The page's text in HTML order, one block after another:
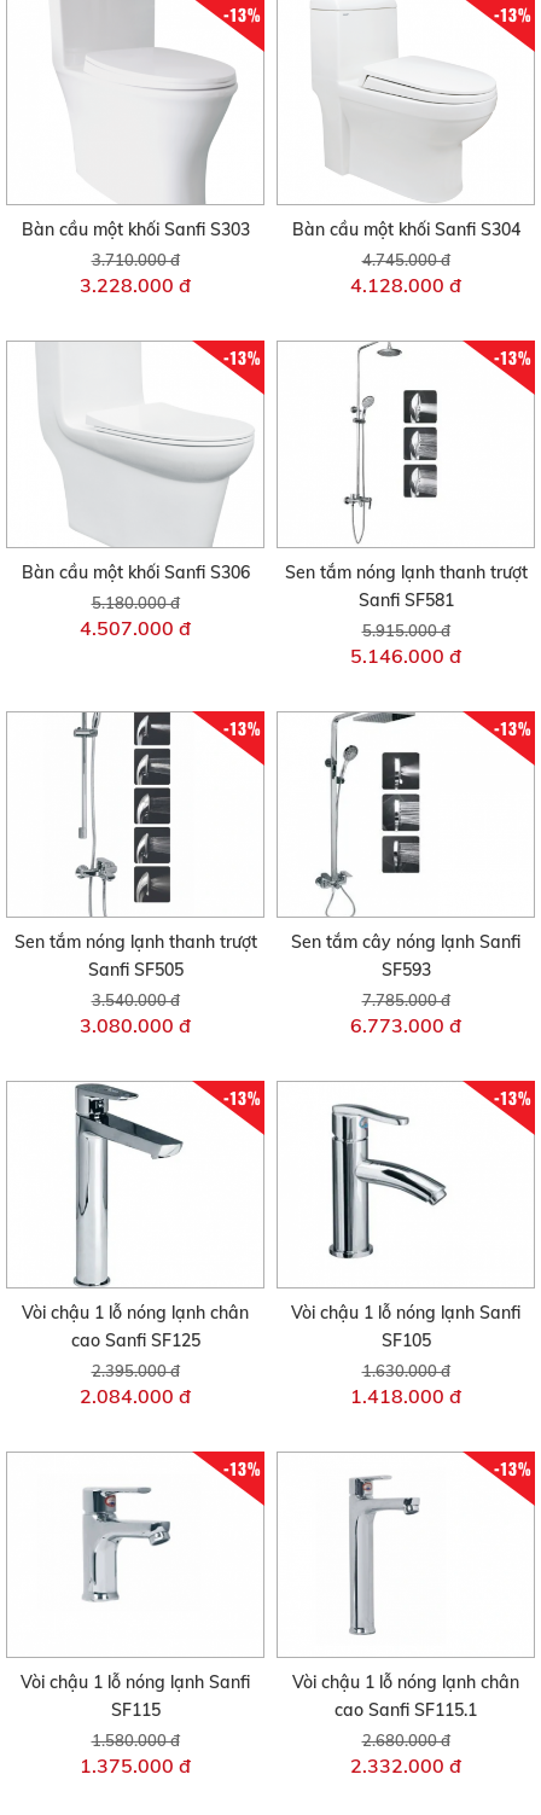
-13%
Bàn cầu một khối Sanfi S303
3.710.000 đ
3.228.000 đ
-13%
Bàn cầu một khối Sanfi S304
4.745.000 đ
4.128.000 đ
-13%
Bàn cầu một khối Sanfi S306
5.180.000 đ
4.507.000 đ
-13%
Sen tắm nóng lạnh thanh trượt
Sanfi SF581
5.915.000 đ
5.146.000 đ
-13%
Sen tắm nóng lạnh thanh trượt
Sanfi SF505
3.540.000 đ
3.080.000 đ
-13%
Sen tắm cây nóng lạnh Sanfi
SF593
7.785.000 đ
6.773.000 đ
-13%
Vòi chậu 1 lỗ nóng lạnh chân
cao Sanfi SF125
2.395.000 đ
2.084.000 đ
-13%
Vòi chậu 1 lỗ nóng lạnh Sanfi
SF105
1.630.000 đ
1.418.000 đ
-13%
Vòi chậu 1 lỗ nóng lạnh Sanfi
SF115
1.580.000 đ
1.375.000 đ
-13%
Vòi chậu 1 lỗ nóng lạnh chân
cao Sanfi SF115.1
2.680.000 đ
2.332.000 đ